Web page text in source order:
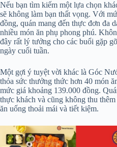
Nếu bạn tìm kiếm một lựa chọn
sẽ không làm bạn thất vọng. Với
đồng, quán mang đến thực đơn đa
nhiều món ăn phụ phong phú.
đây rất lý tưởng cho các buổi gặp
ngày cuối tuần.
Một gợi ý tuyệt vời khác là Góc
thỏa sức thưởng thức hơn 40 món
mức giá khoảng 139.000 đồng.
thực khách và cũng không thu
ăn uống thoải mái và tiết kiệm.